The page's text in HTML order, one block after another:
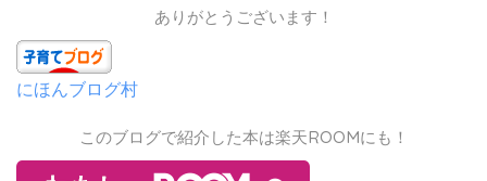
ありがとうございます！
にほんブログ村
このブログで紹介した本は楽天ROOMにも！